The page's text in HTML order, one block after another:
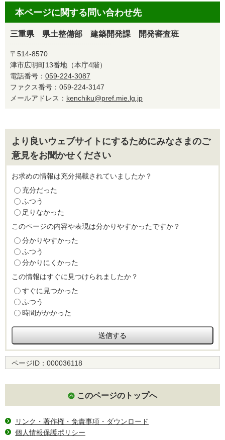
本ページに関する問い合わせ先
三重県 県土整備部 建築開発課 開発審査班
〒514-8570
津市広明町13番地（本庁4階）
電話番号： 059-224-3087
ファクス番号：059-224-3147
メールアドレス： kenchiku@pref.mie.lg.jp
より良いウェブサイトにするためにみなさまのご
意見をお聞かせください
お求めの情報は充分掲載されていましたか？
充分だった
ふつう
足りなかった
このページの内容や表現は分かりやすかったですか？
分かりやすかった
ふつう
分かりにくかった
この情報はすぐに見つけられましたか？
すぐに見つかった
ふつう
時間がかかった
ページID： 000036118
このページのトップへ
リンク・著作権・免責事項・ダウンロード
個人情報保護ポリシー